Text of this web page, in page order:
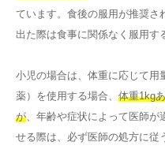
ています。食後の服用が推奨さ
出た際は食事に関係なく服用す
小児の場合は、体重に応じて用
薬）を使用する場合、 体重1kg
が 、年齢や症状によって医師
せる際は、必ず医師の処方に従